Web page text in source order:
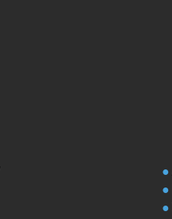
●
●
●